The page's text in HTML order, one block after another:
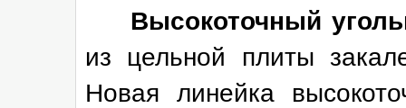
Высокоточный
из цельной плиты
Новая линейка